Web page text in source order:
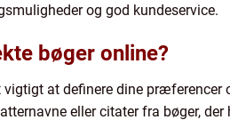
og god kundeservice.
bøger online?
at definere dine præferencer
eller citater fra bøger,